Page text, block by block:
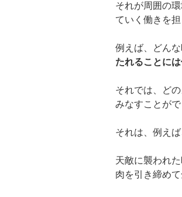
それが周囲の
ていく働きを
例えば、どん
たれることに
それでは、ど
みなすことがで
それは、例えば
天敵に襲われ
肉を引き締め